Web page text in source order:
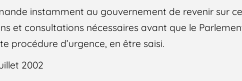
instamment au gouvernement de revenir sur
et consultations nécessaires avant que le
procédure d’urgence, en être saisi.
2002